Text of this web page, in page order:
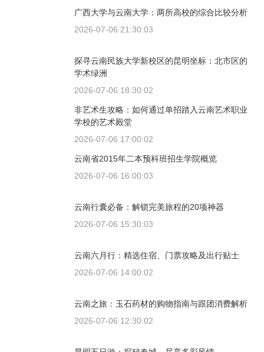
广西大学与云南大学：两所高校的综合比较分析
2026-07-06 21:30:03
探寻云南民族大学新校区的昆明坐标：北市区的
学术绿洲
2026-07-06 18:30:02
非艺术生攻略：如何通过单招踏入云南艺术职业
学校的艺术殿堂
2026-07-06 17:00:02
云南省2015年二本预科班招生学院概览
2026-07-06 16:00:03
云南行囊必备：解锁完美旅程的20项神器
2026-07-06 15:30:03
云南六月行：精选住宿、门票攻略及出行贴士
2026-07-06 14:00:02
云南之旅：玉石药材的购物指南与跟团消费解析
2026-07-06 12:30:02